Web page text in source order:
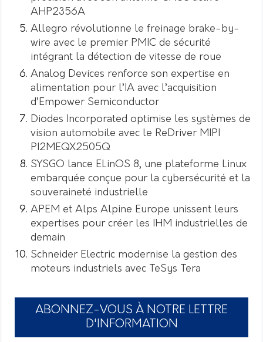
AHP2356A
Allegro révolutionne le freinage brake-by-
wire avec le premier PMIC de sécurité
intégrant la détection de vitesse de roue
Analog Devices renforce son expertise en
alimentation pour l’IA avec l’acquisition
d’Empower Semiconductor
Diodes Incorporated optimise les systèmes de
vision automobile avec le ReDriver MIPI
PI2MEQX2505Q
SYSGO lance ELinOS 8, une plateforme Linux
embarquée conçue pour la cybersécurité et la
souveraineté industrielle
APEM et Alps Alpine Europe unissent leurs
expertises pour créer les IHM industrielles de
demain
Schneider Electric modernise la gestion des
moteurs industriels avec TeSys Tera
ABONNEZ-VOUS À NOTRE LETTRE
D'INFORMATION